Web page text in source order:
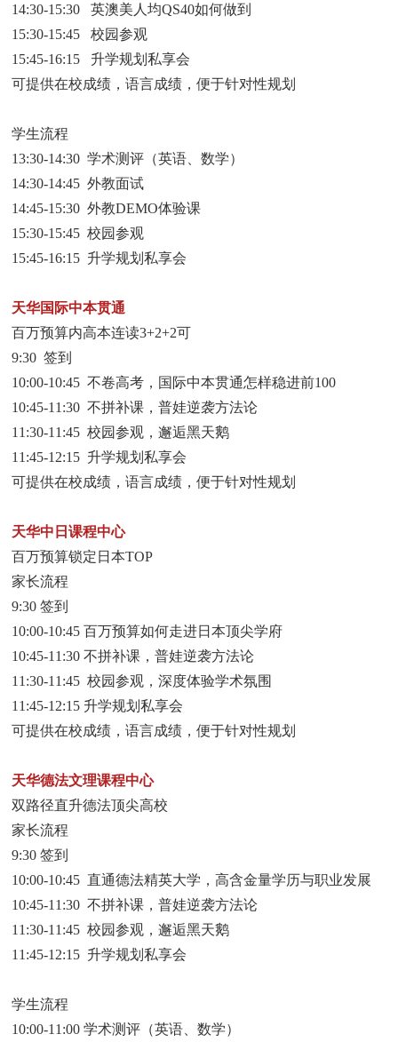
14:30-15:30 英澳美人均QS40如何做到
15:30-15:45 校园参观
15:45-16:15 升学规划私享会
可提供在校成绩，语言成绩，便于针对性规划
学生流程
13:30-14:30 学术测评（英语、数学）
14:30-14:45 外教面试
14:45-15:30 外教DEMO体验课
15:30-15:45 校园参观
15:45-16:15 升学规划私享会
天华国际中本贯通
百万预算内高本连读3+2+2可
9:30 签到
10:00-10:45 不卷高考，国际中本贯通怎样稳进前100
10:45-11:30 不拼补课，普娃逆袭方法论
11:30-11:45 校园参观，邂逅黑天鹅
11:45-12:15 升学规划私享会
可提供在校成绩，语言成绩，便于针对性规划
天华中日课程中心
百万预算锁定日本TOP
家长流程
9:30 签到
10:00-10:45 百万预算如何走进日本顶尖学府
10:45-11:30 不拼补课，普娃逆袭方法论
11:30-11:45 校园参观，深度体验学术氛围
11:45-12:15 升学规划私享会
可提供在校成绩，语言成绩，便于针对性规划
天华德法文理课程中心
双路径直升德法顶尖高校
家长流程
9:30 签到
10:00-10:45 直通德法精英大学，高含金量学历与职业发展
10:45-11:30 不拼补课，普娃逆袭方法论
11:30-11:45 校园参观，邂逅黑天鹅
11:45-12:15 升学规划私享会
学生流程
10:00-11:00 学术测评（英语、数学）